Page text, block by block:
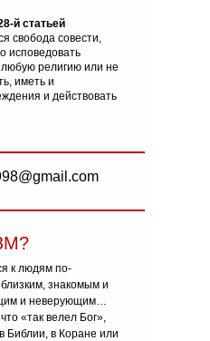
й статьей
свобода совести,
исповедовать
любую религию или не
иметь и
и действовать
к людям по-
знакомым и
и неверующим…
«так велел Бог»,
Библии, в Коране или